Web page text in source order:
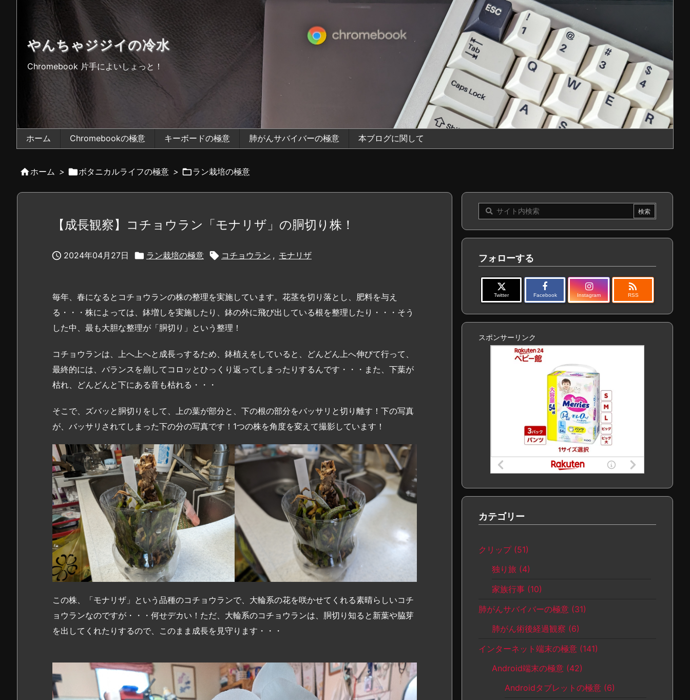
やんちゃジジイの冷水
Chromebook 片手によいしょっと！
ホーム Chromebookの極意 キーボードの極意 肺がんサバイバーの極意 本ブログに関して
ホーム > ボタニカルライフの極意 > ラン栽培の極意
【成長観察】コチョウラン「モナリザ」の胴切り株！
 2024年04月27日  ラン栽培の極意  コチョウラン , モナリザ
毎年、春になるとコチョウランの株の整理を実施しています。花茎を切り落とし、肥料を与え
る・・・株によっては、鉢増しを実施したり、鉢の外に飛び出している根を整理したり・・・そう
した中、最も大胆な整理が「胴切り」という整理！
コチョウランは、上へ上へと成長っするため、鉢植えをしていると、どんどん上へ伸びて行って、
最終的には、バランスを崩してコロッとひっくり返ってしまったりするんです・・・また、下葉が
枯れ、どんどんと下にある音も枯れる・・・
そこで、ズバッと胴切りをして、上の葉が部分と、下の根の部分をバッサリと切り離す！下の写真
が、バッサリされてしまった下の分の写真です！1つの株を角度を変えて撮影しています！
この株、「モナリザ」という品種のコチョウランで、大輪系の花を咲かせてくれる素晴らしいコチ
ョウランなのですが・・・何せデカい！ただ、大輪系のコチョウランは、胴切り知ると新葉や脇芽
を出してくれたりするので、このまま成長を見守ります・・・
フォローする
Twitter Facebook Instagram

RSS
スポンサーリンク
カテゴリー
クリップ (51)
独り旅 (4)
家族行事 (10)
肺がんサバイバーの極意 (31)
肺がん術後経過観察 (6)
インターネット端末の極意 (141)
Android端末の極意 (42)
Androidタブレットの極意 (6)